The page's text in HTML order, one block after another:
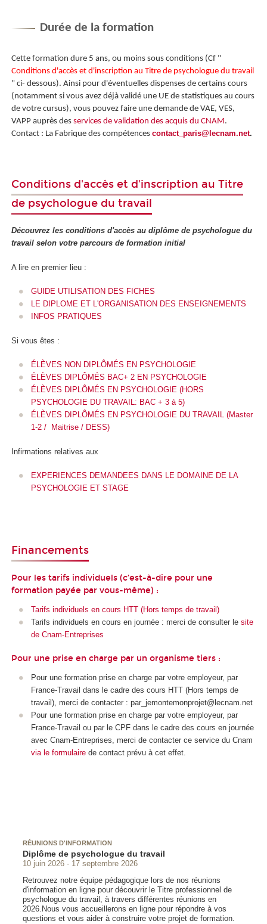
Durée de la formation
Cette formation dure 5 ans, ou moins sous conditions (Cf "
Conditions d'accès et d'inscription au Titre de psychologue du travail
" ci- dessous). Ainsi pour d'éventuelles dispenses de certains cours
(notamment si vous avez déjà validé une UE de statistiques au cours
de votre cursus), vous pouvez faire une demande de VAE, VES,
VAPP auprès des services de validation des acquis du CNAM.
Contact : La Fabrique des compétences contact_paris@lecnam.net.
Conditions d'accès et d'inscription au Titre
de psychologue du travail
Découvrez les conditions d'accès au diplôme de psychologue du
travail selon votre parcours de formation initial
A lire en premier lieu :
GUIDE UTILISATION DES FICHES
LE DIPLOME ET L'ORGANISATION DES ENSEIGNEMENTS
INFOS PRATIQUES
Si vous êtes :
ÉLÈVES NON DIPLÔMÉS EN PSYCHOLOGIE
ÉLÈVES DIPLÔMÉS BAC+ 2 EN PSYCHOLOGIE
ÉLÈVES DIPLÔMÉS EN PSYCHOLOGIE (HORS
PSYCHOLOGIE DU TRAVAIL: BAC + 3 à 5)
ÉLÈVES DIPLÔMÉS EN PSYCHOLOGIE DU TRAVAIL (Master
1-2 / Maitrise / DESS)
Infirmations relatives aux
EXPERIENCES DEMANDEES DANS LE DOMAINE DE LA
PSYCHOLOGIE ET STAGE
Financements
Pour les tarifs individuels (c’est-à-dire pour une
formation payée par vous-même) :
Tarifs individuels en cours HTT (Hors temps de travail)
Tarifs individuels en cours en journée : merci de consulter le site
de Cnam-Entreprises
Pour une prise en charge par un organisme tiers :
Pour une formation prise en charge par votre employeur, par
France-Travail dans le cadre des cours HTT(Hors temps de
travail), merci de contacter : par_jemontemonprojet@lecnam.net
Pour une formation prise en charge par votre employeur, par
France-Travail ou par le CPFdans le cadre des cours en journée
avec Cnam-Entreprises, merci de contacter ce service du Cnam
via le formulairede contact prévu à cet effet.
RÉUNIONS D'INFORMATION
Diplôme de psychologue du travail
10 juin 2026
17 septembre 2026
Retrouvez notre équipe pédagogique lors de nos réunions
d'information en ligne pour découvrir le Titre professionnel de
psychologue du travail, à travers différentes réunions en
2026.Nous vous accueillerons en ligne pour répondre à vos
questions et vous aider à construire votre projet de formation.